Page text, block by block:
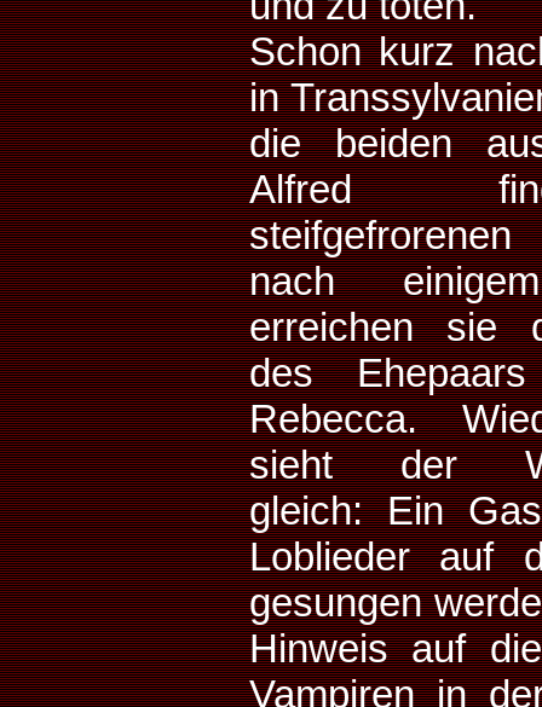
Schon kurz
in
die beiden
Alfred
nach
erreichen sie
des
Rebecca.
sieht der
gleich: Ein
Loblieder auf
gesungen
Hinweis auf
Vampiren in